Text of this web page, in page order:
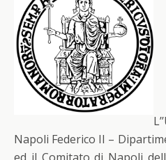
Napoli Federico II –